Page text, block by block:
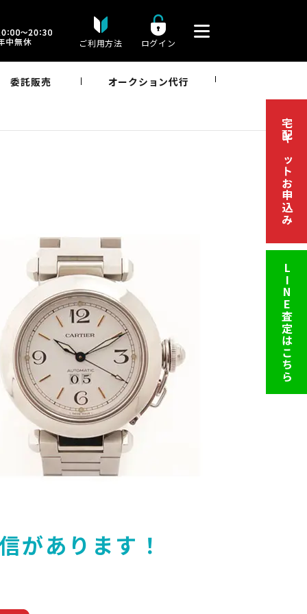
ご利用方法 ログイン
委託販売 オークション代行
宅配キットお申込み
LINE査定はこちら
があります！